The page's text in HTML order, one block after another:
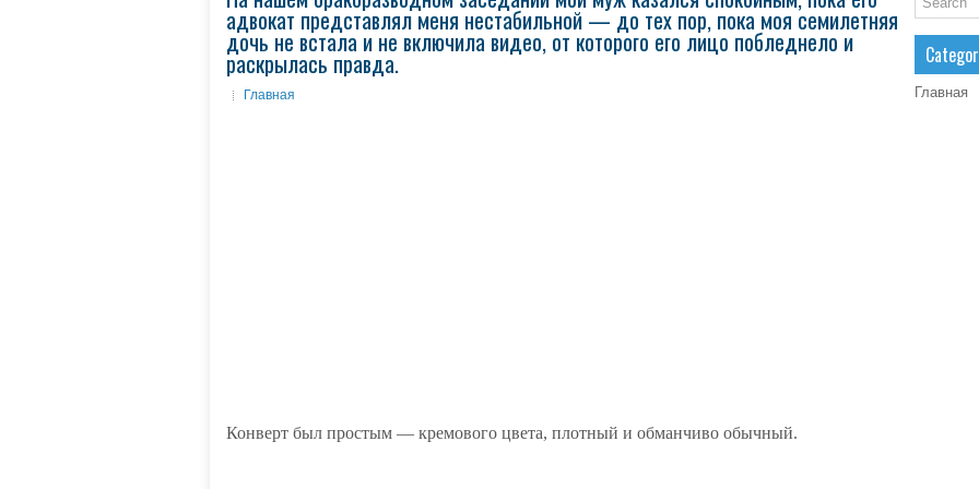
адвокат представлял меня нестабильной — до тех пор, пока моя семилетняя
дочь не встала и не включила видео, от которого его лицо побледнело и
раскрылась правда.
Главная
Конверт был простым — кремового цвета, плотный и обманчиво обычный.
Главная